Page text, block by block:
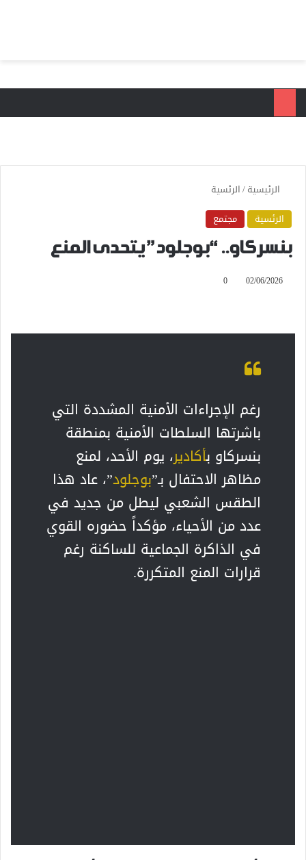
الرئيسية/الرئسية
الرئسية
مجتمع
بنسركاو.. “بوجلود” يتحدى المنع
02/06/2026
0
رغم الإجراءات الأمنية المشددة التي
باشرتها السلطات الأمنية بمنطقة
بنسركاو بأكادير، يوم الأحد، لمنع
مظاهر الاحتفال بـ”بوجلود”، عاد هذا
الطقس الشعبي ليطل من جديد في
عدد من الأحياء، مؤكداً حضوره القوي
في الذاكرة الجماعية للساكنة رغم
قرارات المنع المتكررة.